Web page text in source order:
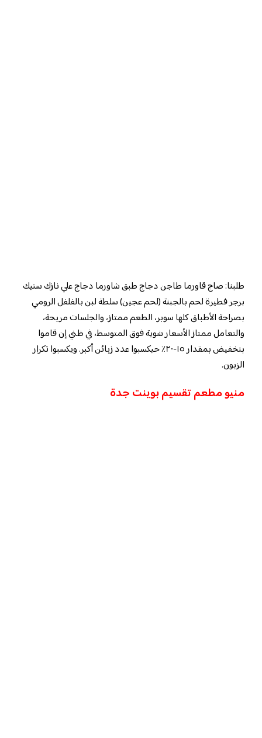
طلبنا: صاج قاورما طاجن دجاج طبق شاورما دجاج علي نازك ستيك
برجر فطيرة لحم بالجبنة (لحم عجين) سلطة لبن بالفلفل الرومي
بصراحة الأطباق كلها سوبر، الطعم ممتاز، والجلسات مريحة،
والتعامل ممتاز الأسعار شوية فوق المتوسط، في ظني إن قاموا
بتخفيض بمقدار ١٥-٢٠٪ حيكسبوا عدد زبائن أكبر. ويكسبوا تكرار
الزبون.
منيو مطعم تقسيم بوينت جدة